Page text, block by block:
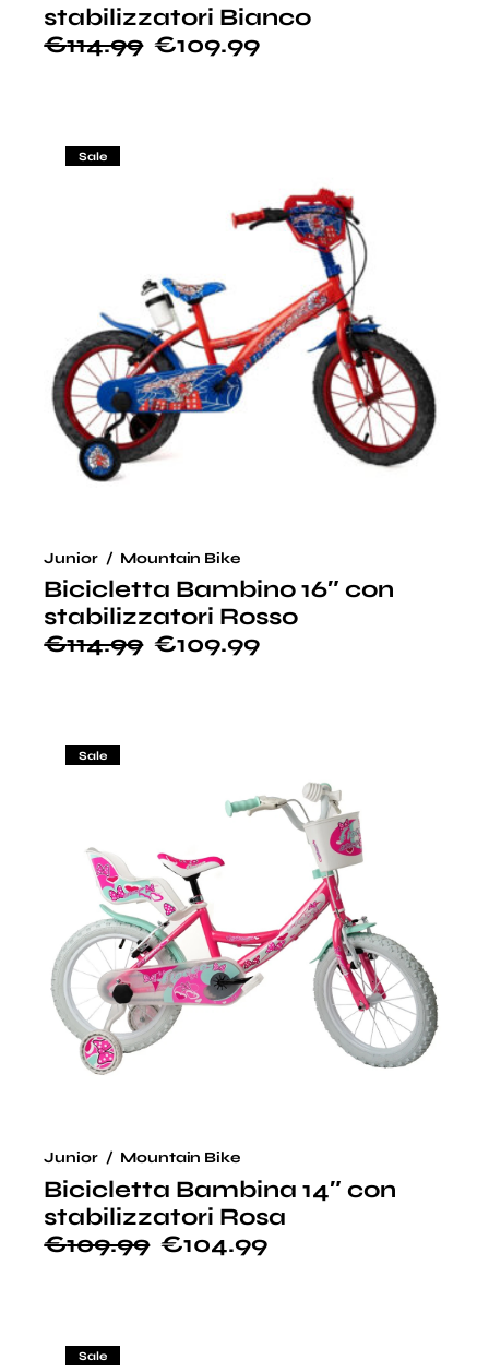
stabilizzatori Bianco
€114.99 €109.99
Sale
Bicicletta Bambino 16″ con
stabilizzatori Rosso
€114.99 €109.99
Junior Mountain Bike
Sale
Bicicletta Bambina 14″ con
stabilizzatori Rosa
€109.99 €104.99
Junior Mountain Bike
Sale